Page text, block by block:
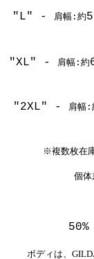
"L" - 肩幅:約
"XL" - 肩幅:約
"2XL" - 肩幅:
※複数枚在
個体
50%
ボディは、